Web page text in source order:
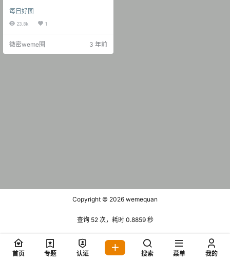
微密圈 NO.002期 【18P2V】 抖音
颉颉与猫 微密圈 NO.004期 【9P14
NO.006期 【10P3V】 抖音 颉颉与
猫 微密圈 NO.007期 【10P1V】 抖
每日好图
23.8k 1
微密weme圈 3 年前
Copyright © 2026 wemequan
查询 52 次，耗时 0.8859 秒
首页 专题 认证 搜索 菜单 我的